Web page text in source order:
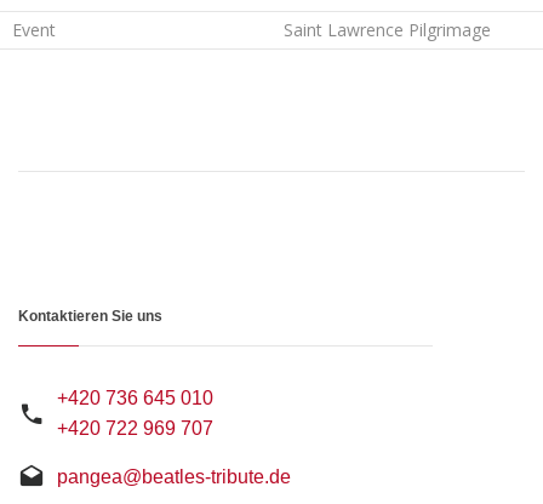
Event
Saint Lawrence Pilgrimage
Kontaktieren Sie uns
+420 736 645 010
+420 722 969 707
pangea@beatles-tribute.de